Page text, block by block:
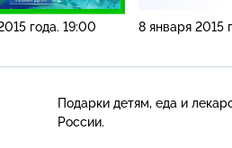
года. 19:00 8 января 2015
Подарки детям, еда и
России.